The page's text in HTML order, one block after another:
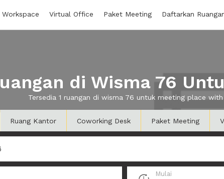
Workspace Virtual Office Paket Meeting Daftarkan
di Wisma 76
Tersedia 1 ruangan di wisma 76 untuk meeting place
Ruang Kantor Coworking Desk Paket Meeting
Mulai